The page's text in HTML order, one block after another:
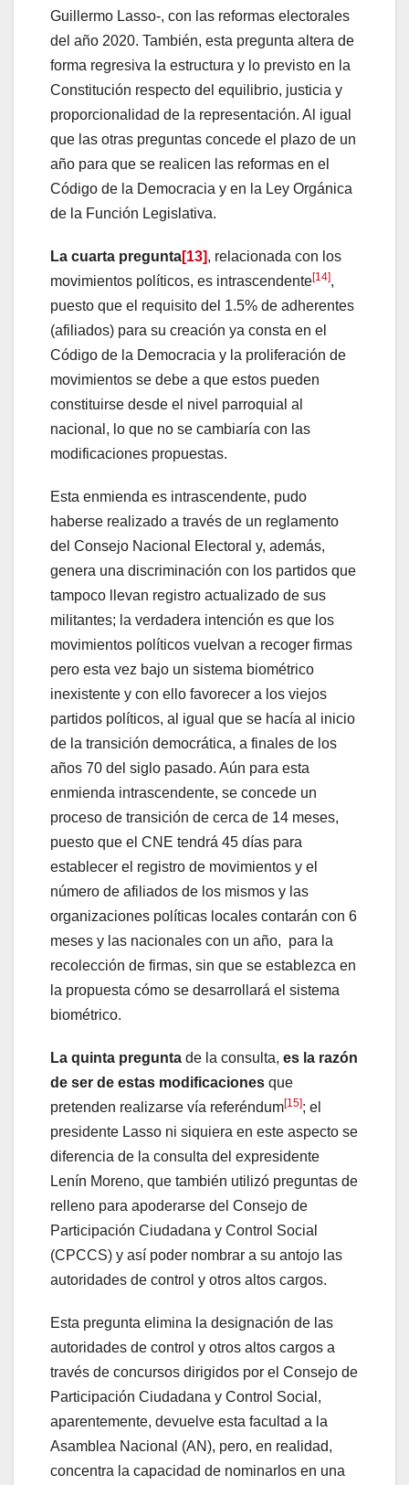
Guillermo Lasso-, con las reformas electorales
del año 2020. También, esta pregunta altera de
forma regresiva la estructura y lo previsto en la
Constitución respecto del equilibrio, justicia y
proporcionalidad de la representación. Al igual
que las otras preguntas concede el plazo de un
año para que se realicen las reformas en el
Código de la Democracia y en la Ley Orgánica
de la Función Legislativa.
La cuarta pregunta[13], relacionada con los
movimientos políticos, es intrascendente[14],
puesto que el requisito del 1.5% de adherentes
(afiliados) para su creación ya consta en el
Código de la Democracia y la proliferación de
movimientos se debe a que estos pueden
constituirse desde el nivel parroquial al
nacional, lo que no se cambiaría con las
modificaciones propuestas.
Esta enmienda es intrascendente, pudo
haberse realizado a través de un reglamento
del Consejo Nacional Electoral y, además,
genera una discriminación con los partidos que
tampoco llevan registro actualizado de sus
militantes; la verdadera intención es que los
movimientos políticos vuelvan a recoger firmas
pero esta vez bajo un sistema biométrico
inexistente y con ello favorecer a los viejos
partidos políticos, al igual que se hacía al inicio
de la transición democrática, a finales de los
años 70 del siglo pasado. Aún para esta
enmienda intrascendente, se concede un
proceso de transición de cerca de 14 meses,
puesto que el CNE tendrá 45 días para
establecer el registro de movimientos y el
número de afiliados de los mismos y las
organizaciones políticas locales contarán con 6
meses y las nacionales con un año, para la
recolección de firmas, sin que se establezca en
la propuesta cómo se desarrollará el sistema
biométrico.
La quinta pregunta de la consulta, es la razón
de ser de estas modificaciones que
pretenden realizarse vía referéndum[15]; el
presidente Lasso ni siquiera en este aspecto se
diferencia de la consulta del expresidente
Lenín Moreno, que también utilizó preguntas de
relleno para apoderarse del Consejo de
Participación Ciudadana y Control Social
(CPCCS) y así poder nombrar a su antojo las
autoridades de control y otros altos cargos.
Esta pregunta elimina la designación de las
autoridades de control y otros altos cargos a
través de concursos dirigidos por el Consejo de
Participación Ciudadana y Control Social,
aparentemente, devuelve esta facultad a la
Asamblea Nacional (AN), pero, en realidad,
concentra la capacidad de nominarlos en una